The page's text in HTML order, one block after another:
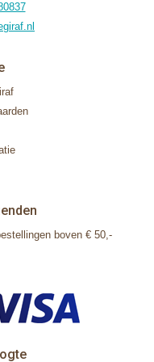
boven € 50,-